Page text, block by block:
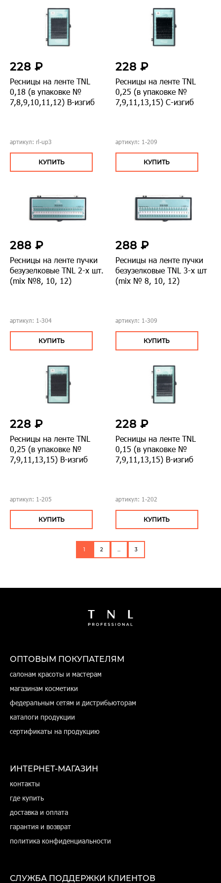
228 ₽
Ресницы на ленте TNL
0,18 (в упаковке №
7,8,9,10,11,12) В-изгиб
артикул: rl-up3
КУПИТЬ
228 ₽
Ресницы на ленте TNL
0,25 (в упаковке №
7,9,11,13,15) С-изгиб
артикул: 1-209
КУПИТЬ
288 ₽
Ресницы на ленте пучки
безузелковые TNL 2-х шт.
(mix №8, 10, 12)
артикул: 1-304
КУПИТЬ
288 ₽
Ресницы на ленте пучки
безузелковые TNL 3-х шт
(mix № 8, 10, 12)
артикул: 1-309
КУПИТЬ
228 ₽
Ресницы на ленте TNL
0,25 (в упаковке №
7,9,11,13,15) В-изгиб
артикул: 1-205
КУПИТЬ
228 ₽
Ресницы на ленте TNL
0,15 (в упаковке №
7,9,11,13,15) В-изгиб
артикул: 1-202
КУПИТЬ
1 2 3
ОПТОВЫМ ПОКУПАТЕЛЯМ
салонам красоты и мастерам
магазинам косметики
федеральным сетям и дистрибьюторам
каталоги продукции
сертификаты на продукцию
ИНТЕРНЕТ-МАГАЗИН
контакты
где купить
доставка и оплата
гарантия и возврат
политика конфиденциальности
СЛУЖБА ПОДДЕРЖКИ КЛИЕНТОВ